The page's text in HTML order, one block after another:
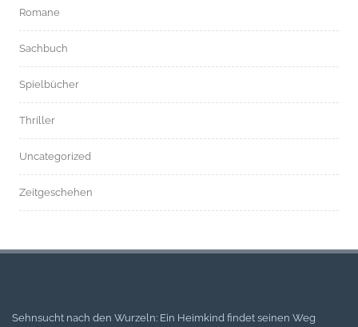
Romane
Sachbuch
Spielbücher
Thriller
Uncategorized
Zeitgeschehen
Sehnsucht nach den Wurzeln: Ein Heimkind findet seinen Weg